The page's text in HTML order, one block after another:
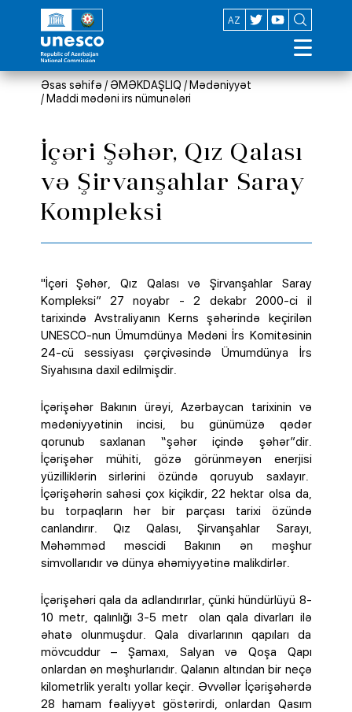
AZ
EN
Əsas səhifə / ƏMƏKDAŞLIQ / Mədəniyyət
/ Maddi mədəni irs nümunələri
İçəri Şəhər, Qız Qalası
və Şirvanşahlar Saray
Kompleksi
"İçəri Şəhər, Qız Qalası və Şirvanşahlar Saray
Kompleksi” 27 noyabr - 2 dekabr 2000-ci il
tarixində Avstraliyanın Kerns şəhərində keçirilən
UNESCO-nun Ümumdünya Mədəni İrs Komitəsinin
24-cü sessiyası çərçivəsində Ümumdünya İrs
Siyahısına daxil edilmişdir.
İçərişəhər Bakının ürəyi, Azərbaycan tarixinin və
mədəniyyətinin incisi, bu günümüzə qədər
qorunub saxlanan “şəhər içində şəhər”dir.
İçərişəhər mühiti, gözə görünməyən enerjisi
yüzilliklərin sirlərini özündə qoruyub saxlayır.
İçərişəhərin sahəsi çox kiçikdir, 22 hektar olsa da,
bu torpaqların hər bir parçası tarixi özündə
canlandırır. Qız Qalası, Şirvanşahlar Sarayı,
Məhəmməd məscidi Bakının ən məşhur
simvollarıdır və dünya əhəmiyyətinə malikdirlər.
İçərişəhəri qala da adlandırırlar, çünki hündürlüyü 8-
10 metr, qalınlığı 3-5 metr olan qala divarları ilə
əhatə olunmuşdur. Qala divarlarının qapıları da
mövcuddur – Şamaxı, Salyan və Qoşa Qapı
onlardan ən məşhurlarıdır. Qalanın altından bir neçə
kilometrlik yeraltı yollar keçir. Əvvəllər İçərişəhərdə
28 hamam fəaliyyət göstərirdi, onlardan Qasım